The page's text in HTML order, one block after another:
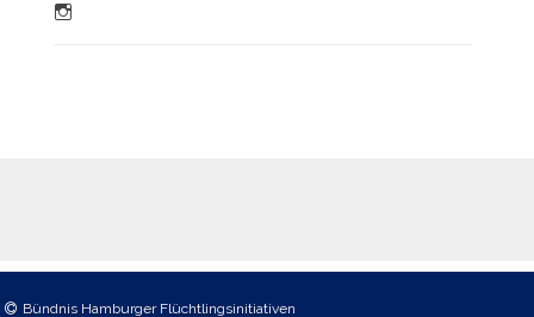
Instagram
Bündnis Hamburger Flüchtlingsinitiativen